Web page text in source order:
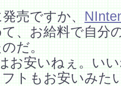
売ですか、
、お給料で自分
だ。
お安いねぇ。い
トもお安いみた